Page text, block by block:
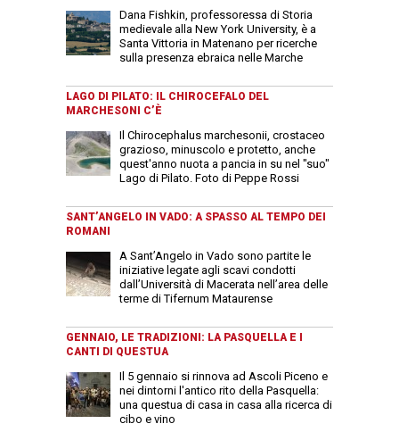
Dana Fishkin, professoressa di Storia
medievale alla New York University, è a
Santa Vittoria in Matenano per ricerche
sulla presenza ebraica nelle Marche
LAGO DI PILATO: IL CHIROCEFALO DEL
MARCHESONI C’È
Il Chirocephalus marchesonii, crostaceo
grazioso, minuscolo e protetto, anche
quest'anno nuota a pancia in su nel "suo"
Lago di Pilato. Foto di Peppe Rossi
SANT’ANGELO IN VADO: A SPASSO AL TEMPO DEI
ROMANI
A Sant’Angelo in Vado sono partite le
iniziative legate agli scavi condotti
dall’Università di Macerata nell’area delle
terme di Tifernum Mataurense
GENNAIO, LE TRADIZIONI: LA PASQUELLA E I
CANTI DI QUESTUA
Il 5 gennaio si rinnova ad Ascoli Piceno e
nei dintorni l'antico rito della Pasquella:
una questua di casa in casa alla ricerca di
cibo e vino